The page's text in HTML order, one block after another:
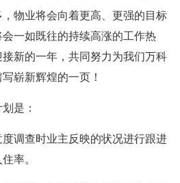
物业将会向着更高、更强的目标
一如既往的持续高涨的工作热
新的一年，共同努力为我们万科
崭新辉煌的一页！
是：
调查时业主反映的状况进行跟进
率。